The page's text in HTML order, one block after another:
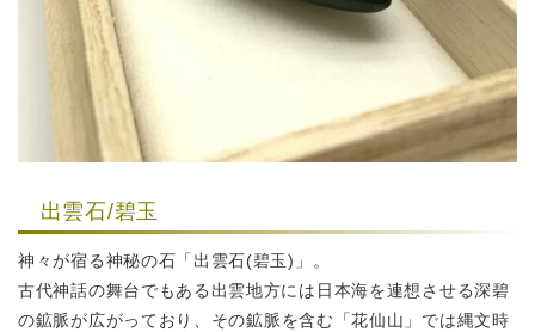
出雲石/碧玉
神々が宿る神秘の石「出雲石(碧玉)」。
古代神話の舞台でもある出雲地方には日本海を連想させる深碧
の鉱脈が広がっており、その鉱脈を含む「花仙山」では縄文時